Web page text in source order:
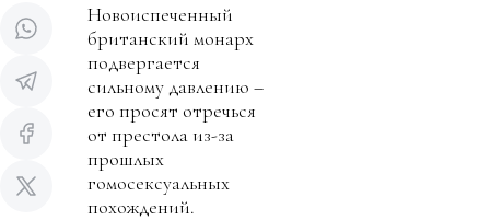
Новоиспеченный
британский монарх
подвергается
сильному давлению –
его просят отречься
от престола из-за
прошлых
гомосексуальных
похождений.